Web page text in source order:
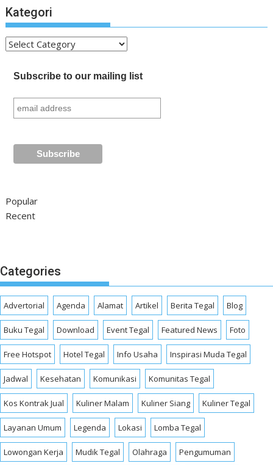
Kategori
Kategori
Subscribe to our mailing list
Popular
Recent
Categories
Advertorial Agenda Alamat Artikel Berita Tegal Blog
Buku Tegal Download Event Tegal Featured News Foto
Free Hotspot Hotel Tegal Info Usaha Inspirasi Muda Tegal
Jadwal Kesehatan Komunikasi Komunitas Tegal
Kos Kontrak Jual Kuliner Malam Kuliner Siang Kuliner Tegal
Layanan Umum Legenda Lokasi Lomba Tegal
Lowongan Kerja Mudik Tegal Olahraga Pengumuman